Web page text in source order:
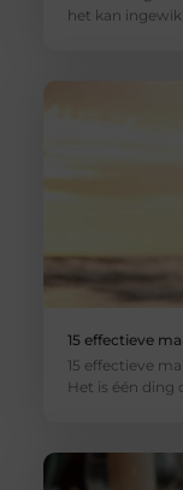
het kan
15 effectieve
15 effectieve
Het is één ding